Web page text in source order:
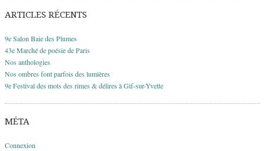
ARTICLES RÉCENTS
9e Salon Baie des Plumes
43e Marché de poésie de Paris
Nos anthologies
Nos ombres font parfois des lumières
9e Festival des mots des rimes & délires à Gif-sur-Yvette
MÉTA
Connexion